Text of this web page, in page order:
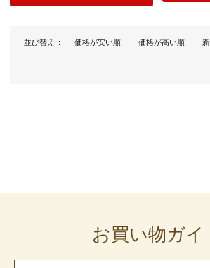
並び替え 価格が安い順 価格が高い順
お買い物ガイ